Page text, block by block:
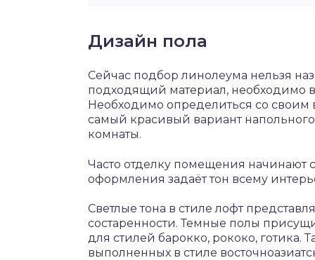
Дизайн пола
Сейчас подбор линолеума нельзя
подходящий материал, необходимо
Необходимо определиться со
самый красивый вариант
комнаты.
Часто отделку помещения начинают
оформления задаёт тон всему
Светлые тона в стиле лофт
состаренности. Темные полы
для стилей барокко, рококо, готика.
выполненных в стиле